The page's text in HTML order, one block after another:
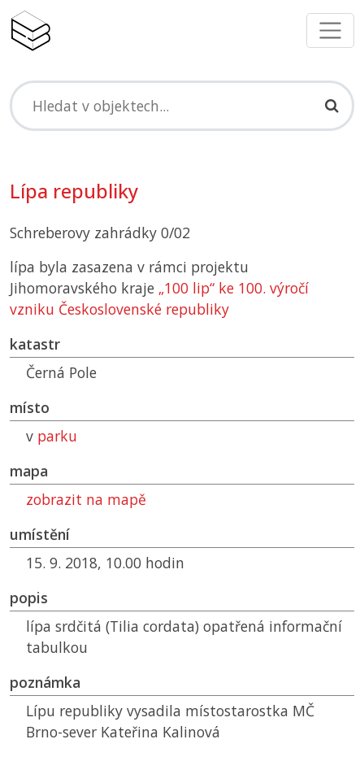
Lípa republiky
Schreberovy zahrádky 0/02
lípa byla zasazena v rámci projektu
Jihomoravského kraje „100 lip“ ke 100. výročí
vzniku Československé republiky
katastr
Černá Pole
místo
v parku
mapa
zobrazit na mapě
umístění
15. 9. 2018, 10.00 hodin
popis
lípa srdčitá (Tilia cordata) opatřená informační
tabulkou
poznámka
Lípu republiky vysadila místostarostka MČ
Brno-sever Kateřina Kalinová